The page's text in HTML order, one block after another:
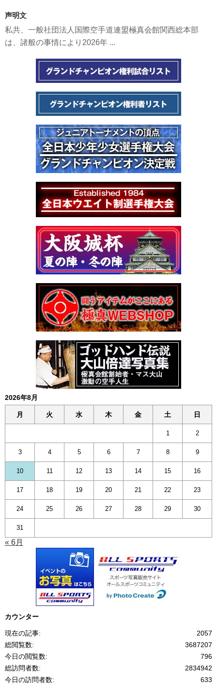
声明文
私共、一般社団法人国際空手道連盟極真会館関西総本部
は、諸般の事情により2026年 ...
2026年8月
月 火 水 木 金 土 日
1 2
3 4 5 6 7 8 9
10 11 12 13 14 15 16
17 18 19 20 21 22 23
24 25 26 27 28 29 30
31
« 6月
カウンター
2057
現在の記事:
3687207
総閲覧数:
796
今日の閲覧数:
2834942
総訪問者数:
633
今日の訪問者数: